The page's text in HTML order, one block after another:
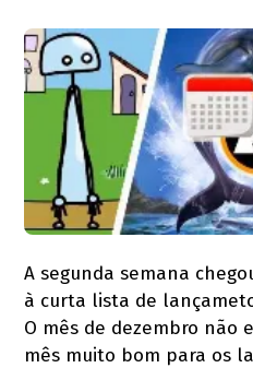
A segunda semana
à curta lista de
O mês de dezembro não
mês muito bom para os